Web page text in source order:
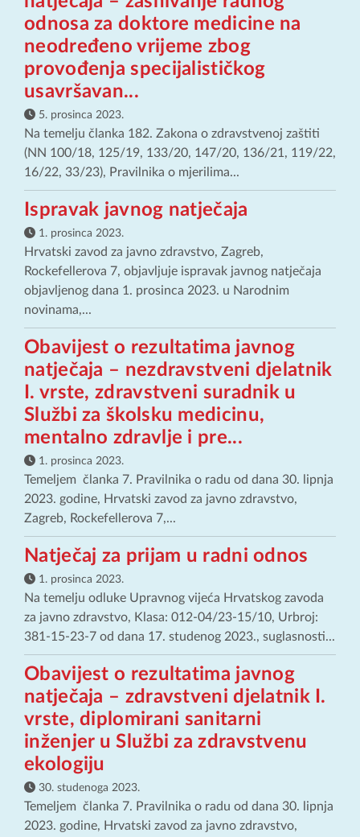
odnosa za doktore medicine na
neodređeno vrijeme zbog
provođenja specijalističkog
usavršavan...
5. prosinca 2023.
Na temelju članka 182. Zakona o zdravstvenoj zaštiti
(NN 100/18, 125/19, 133/20, 147/20, 136/21, 119/22,
16/22, 33/23), Pravilnika o mjerilima...
Ispravak javnog natječaja
1. prosinca 2023.
Hrvatski zavod za javno zdravstvo, Zagreb,
Rockefellerova 7, objavljuje ispravak javnog natječaja
objavljenog dana 1. prosinca 2023. u Narodnim
novinama,...
Obavijest o rezultatima javnog
natječaja – nezdravstveni djelatnik
I. vrste, zdravstveni suradnik u
Službi za školsku medicinu,
mentalno zdravlje i pre...
1. prosinca 2023.
Temeljem članka 7. Pravilnika o radu od dana 30. lipnja
2023. godine, Hrvatski zavod za javno zdravstvo,
Zagreb, Rockefellerova 7,...
Natječaj za prijam u radni odnos
1. prosinca 2023.
Na temelju odluke Upravnog vijeća Hrvatskog zavoda
za javno zdravstvo, Klasa: 012-04/23-15/10, Urbroj:
381-15-23-7 od dana 17. studenog 2023., suglasnosti...
Obavijest o rezultatima javnog
natječaja – zdravstveni djelatnik I.
vrste, diplomirani sanitarni
inženjer u Službi za zdravstvenu
ekologiju
30. studenoga 2023.
Temeljem članka 7. Pravilnika o radu od dana 30. lipnja
2023. godine, Hrvatski zavod za javno zdravstvo,